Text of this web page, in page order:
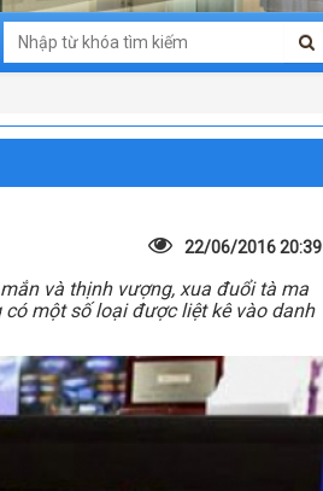
22/06/2016 20:39
và thịnh vượng, xua đuổi tà ma
một số loại được liệt kê vào danh